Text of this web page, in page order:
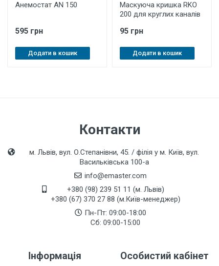
Анемостат AN 150
595 грн
Додати в кошик
Маскуюча кришка RKO
200 для круглих каналів
95 грн
Додати в кошик
Контакти
м. Львів, вул. О.Степанівни, 45. / філія у м. Київ, вул.
Васильківська 100-а
info@emaster.com
+380 (98) 239 51 11 (м. Львів)
+380 (67) 370 27 88 (м.Київ-менеджер)
Пн-Пт: 09:00-18:00
Сб: 09:00-15:00
Інформація Особистий кабінет